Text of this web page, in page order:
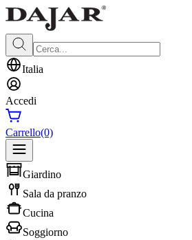
Italia
Accedi
Carrello(0)
Giardino
Sala da pranzo
Cucina
Soggiorno